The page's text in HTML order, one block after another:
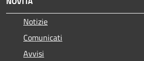
Notizie
Comunicati
Avvisi